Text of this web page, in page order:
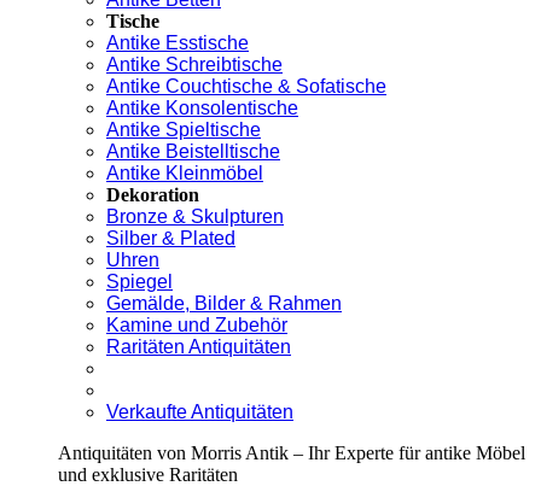
Tische
Antike Esstische
Antike Schreibtische
Antike Couchtische & Sofatische
Antike Konsolentische
Antike Spieltische
Antike Beistelltische
Antike Kleinmöbel
Dekoration
Bronze & Skulpturen
Silber & Plated
Uhren
Spiegel
Gemälde, Bilder & Rahmen
Kamine und Zubehör
Raritäten Antiquitäten
Verkaufte Antiquitäten
Antiquitäten von Morris Antik – Ihr Experte für antike Möbel
und exklusive Raritäten